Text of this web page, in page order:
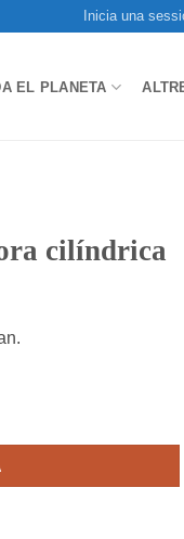
Inicia una
EL PLANETA
cilíndrica